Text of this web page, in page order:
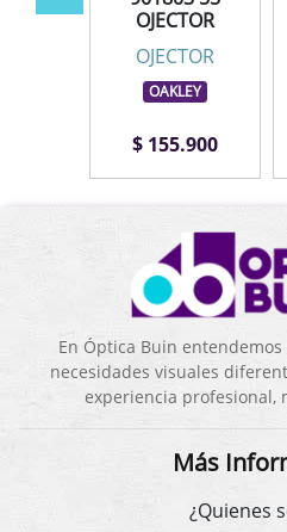
OJECTOR
OJECTOR
OAKLEY
$ 155.900
En Óptica Buin
necesidades visuales
experiencia profesional,
Más
¿Quienes